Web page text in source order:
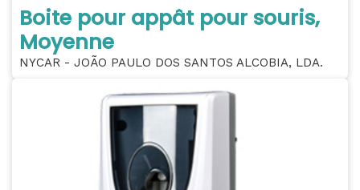
Boite pour appât pour souris,
Moyenne
NYCAR - JOÃO PAULO DOS SANTOS ALCOBIA, LDA.